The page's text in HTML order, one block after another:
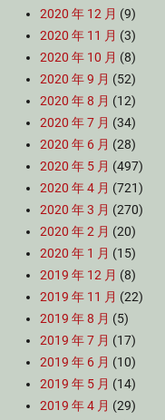
2020 年 12 月 (9)
2020 年 11 月 (3)
2020 年 10 月 (8)
2020 年 9 月 (52)
2020 年 8 月 (12)
2020 年 7 月 (34)
2020 年 6 月 (28)
2020 年 5 月 (497)
2020 年 4 月 (721)
2020 年 3 月 (270)
2020 年 2 月 (20)
2020 年 1 月 (15)
2019 年 12 月 (8)
2019 年 11 月 (22)
2019 年 8 月 (5)
2019 年 7 月 (17)
2019 年 6 月 (10)
2019 年 5 月 (14)
2019 年 4 月 (29)